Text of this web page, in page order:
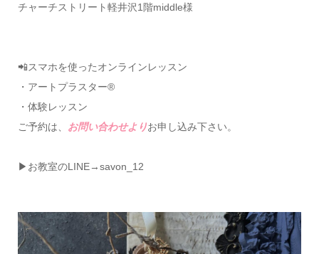
チャーチストリート軽井沢1階middle様
📲スマホを使ったオンラインレッスン
・アートプラスター®
・体験レッスン
ご予約は、 お問い合わせよりお申し込み下さい。
▶お教室のLINE→savon_12